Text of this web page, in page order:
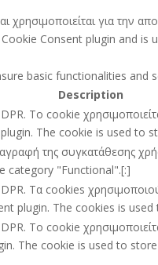
για την
Consent plugin and
basic functionalities and
Description
Το cookie
The cookie is used
της συγκατάθεσης
category "Functional".[:]
Τα cookies
plugin. The cookies is
Το cookie
The cookie is used to